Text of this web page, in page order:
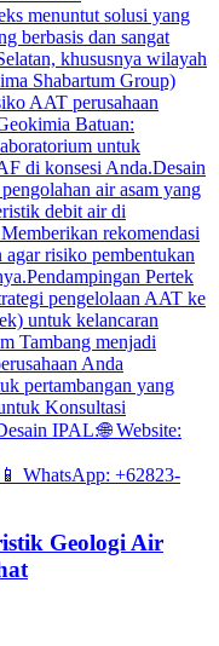
Geologi Air